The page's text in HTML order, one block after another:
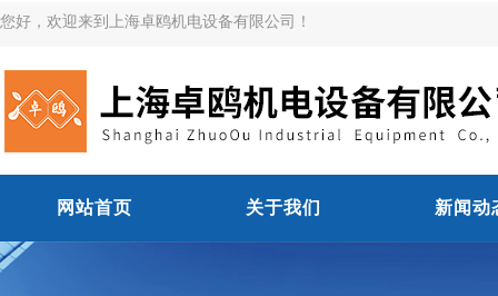
您好，欢迎来到上海卓鸥机电设备有限公司！
网站首页 关于我们 新闻动